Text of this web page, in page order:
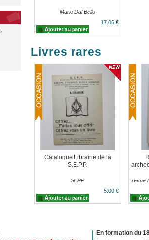
Mario Dal Bello
17.06 €
Livres rares
Catalogue Librairie de la
S.E.P.P.
SEPP
5.00 €
revue
En formation du